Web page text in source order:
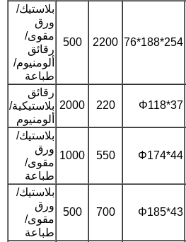
254*188*76
2200
500
بلاستيك/
ورق
مقوى/
رقائق
ألومنيوم/
طباعة
Φ118*37
220
2000
رقائق
بلاستيكية/
ألومنيوم
Φ174*44
550
1000
بلاستيك/
ورق
مقوى/
طباعة
Φ185*43
700
500
بلاستيك/
ورق
مقوى/
طباعة